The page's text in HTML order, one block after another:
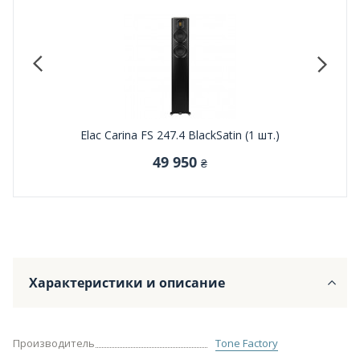
Elac Carina FS 247.4 BlackSatin (1 шт.)
49 950 ₴
Характеристики и описание
Производитель
Tone Factory